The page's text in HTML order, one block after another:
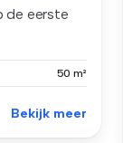
de eerste
50 m²
Bekijk meer